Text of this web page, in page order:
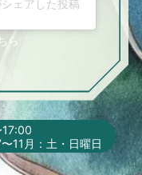
ェアした投稿
ら
〜11月：土・日曜日